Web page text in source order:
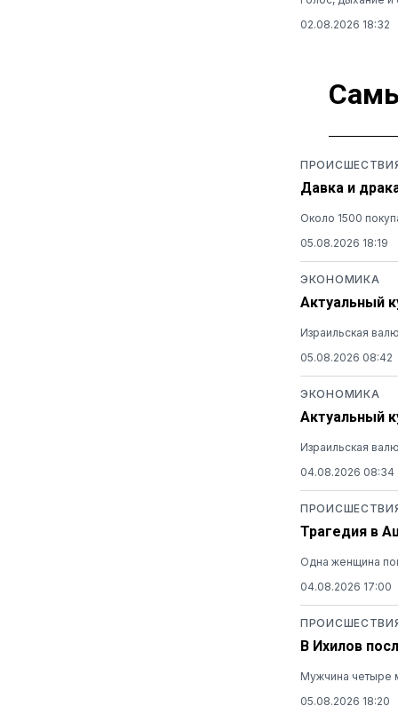
02.08.2026 18:32
Давка и
Около 1500
05.08.2026 18:19
ЭКОНОМИКА
Актуальный
Израильская
05.08.2026 08:42
ЭКОНОМИКА
Актуальный
Израильская
04.08.2026 08:34
Трагедия в
Одна женщина
04.08.2026 17:00
В Ихилов
Мужчина четыре
05.08.2026 18:20